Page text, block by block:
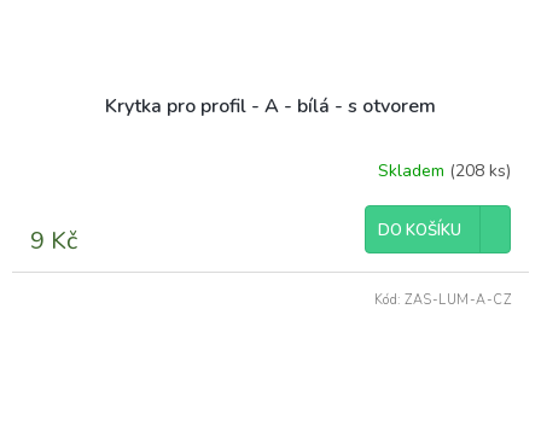
Krytka pro profil - A - bílá - s otvorem
je
Skladem (208 ks)
9 Kč DO KOŠÍKU
Kód: ZAS-LUM-A-CZ